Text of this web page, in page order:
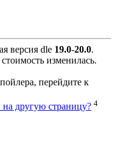
версия dle 19.0-20.0.
изменилась.
перейдите к
другую страницу? 4